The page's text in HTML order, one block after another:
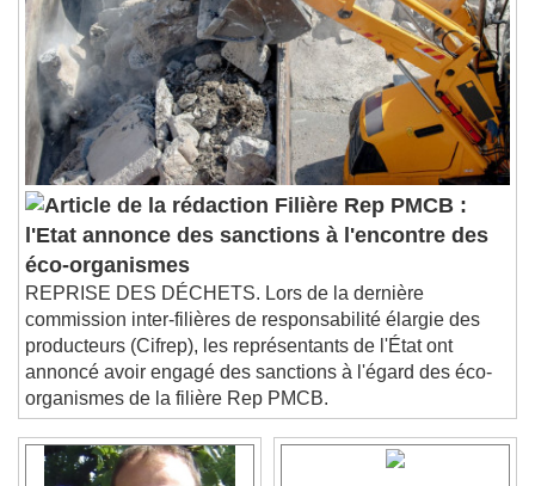
descriptions off, selected
Subtitles
subtitles settings, opens subtitles
settings dialog
subtitles off, selected
Audio Track
Picture-in-Picture
Fullscreen
This is a modal window.
Beginning of dialog window. Escape will cancel
and close the window.
Text
Color Opacity
Text Background
Color Opacity
Filière Rep PMCB :
l'Etat annonce des sanctions à l'encontre des
éco-organismes
REPRISE DES DÉCHETS. Lors de la dernière
commission inter-filières de responsabilité élargie des
producteurs (Cifrep), les représentants de l'État ont
annoncé avoir engagé des sanctions à l'égard des éco-
organismes de la filière Rep PMCB.